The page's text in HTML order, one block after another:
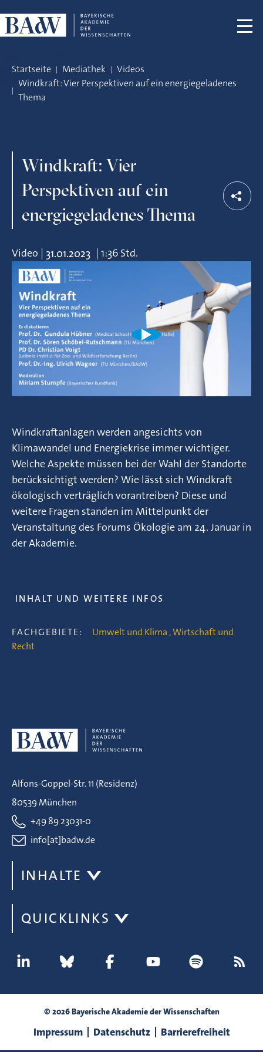
Startseite Mediathek
Videos
Windkraft: Vier Perspektiven auf ein energiegeladenes
Thema
Windkraft: Vier
Perspektiven auf ein
energiegeladenes Thema
Video | 31.01.2023 | 1:36 Std.
Windkraftanlagen werden angesichts von
Klimawandel und Energiekrise immer wichtiger.
Welche Aspekte müssen bei der Wahl der Standorte
berücksichtigt werden? Wie lässt sich Windkraft
ökologisch verträglich vorantreiben? Diese und
weitere Fragen standen im Mittelpunkt der
Veranstaltung des Forums Ökologie am 24. Januar in
der Akademie.
INHALT UND WEITERE INFOS
FACHGEBIETE: Umwelt und Klima ,Wirtschaft und
Recht
Alfons-Goppel-Str. 11 (Residenz)
80539 München
+49 89 23031-0
info[at]badw.de
INHALTE
QUICKLINKS
© 2026 Bayerische Akademie der Wissenschaften
Impressum Datenschutz Barrierefreiheit